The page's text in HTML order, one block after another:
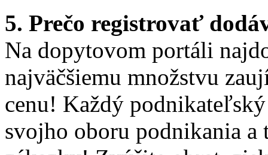
5. Prečo registrovať
Na dopytovom portáli
najväčšiemu množstvu
cenu! Každý
svojho oboru podnikania